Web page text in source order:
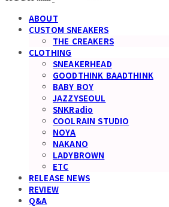
ABOUT
CUSTOM SNEAKERS
THE CREAKERS
CLOTHING
SNEAKERHEAD
GOODTHINK BAADTHINK
BABY BOY
JAZZYSEOUL
SNKRadio
COOLRAIN STUDIO
NOYA
NAKANO
LADYBROWN
ETC
RELEASE NEWS
REVIEW
Q&A